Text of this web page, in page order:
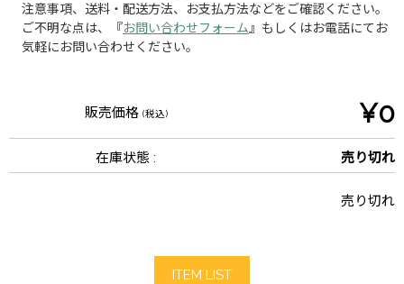
注意事項、送料・配送方法、お支払方法などをご確認ください。
ご不明な点は、『お問い合わせフォーム 』もしくはお電話にてお
気軽にお問い合わせください。
販売価格 (税込) ¥0
在庫状態 : 売り切れ
売り切れ
ITEM LIST